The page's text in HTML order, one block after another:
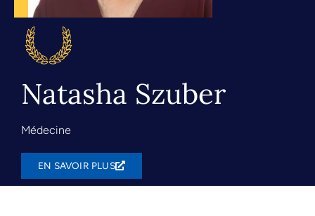
Natasha Szuber
Médecine
EN SAVOIR PLUS